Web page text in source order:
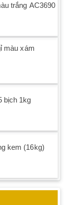
trắng AC3690
màu xám
bịch 1kg
kem (16kg)